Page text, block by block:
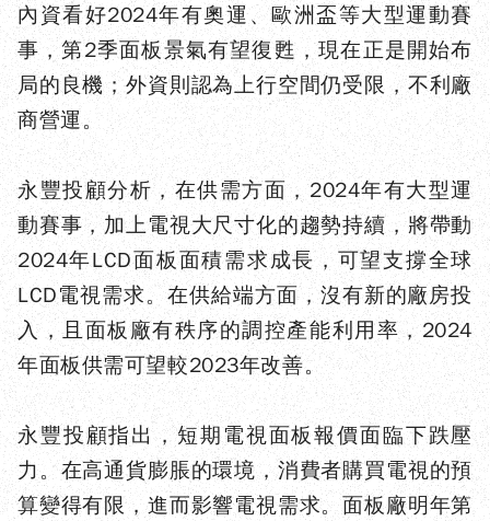
內資看好2024年有奧運、歐洲盃等大型運動賽
事，第2季面板景氣有望復甦，現在正是開始布
局的良機；外資則認為上行空間仍受限，不利廠
商營運。
永豐投顧分析，在供需方面，2024年有大型運
動賽事，加上電視大尺寸化的趨勢持續，將帶動
2024年LCD面板面積需求成長，可望支撐全球
LCD電視需求。在供給端方面，沒有新的廠房投
入，且面板廠有秩序的調控產能利用率，2024
年面板供需可望較2023年改善。
永豐投顧指出，短期電視面板報價面臨下跌壓
力。在高通貨膨脹的環境，消費者購買電視的預
算變得有限，進而影響電視需求。面板廠明年第